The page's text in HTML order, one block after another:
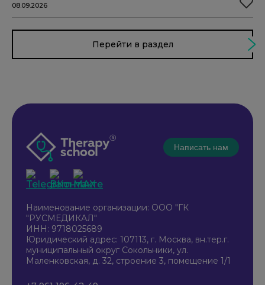
08.09.2026
Перейти в раздел
Написать нам
Наименование организации: ООО "ГК
"РУСМЕДИКАЛ"
ИНН: 9718025689
Юридический адрес: 107113, г. Москва, вн.тер.г.
муниципальный округ Сокольники, ул.
Маленковская, д. 32, строение 3, помещение 1/1